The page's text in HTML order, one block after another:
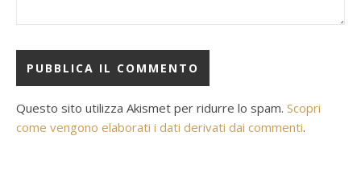
Questo sito utilizza Akismet per ridurre lo spam. Scopri
come vengono elaborati i dati derivati dai commenti.